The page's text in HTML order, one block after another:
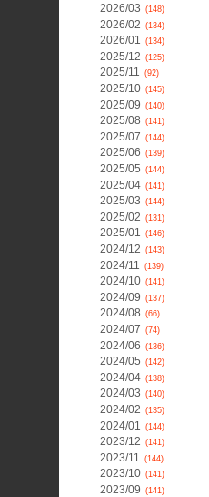
2026/03 (148)
2026/02 (134)
2026/01 (134)
2025/12 (125)
2025/11 (92)
2025/10 (145)
2025/09 (140)
2025/08 (141)
2025/07 (144)
2025/06 (139)
2025/05 (144)
2025/04 (141)
2025/03 (144)
2025/02 (131)
2025/01 (146)
2024/12 (143)
2024/11 (139)
2024/10 (141)
2024/09 (137)
2024/08 (66)
2024/07 (74)
2024/06 (136)
2024/05 (142)
2024/04 (138)
2024/03 (140)
2024/02 (135)
2024/01 (144)
2023/12 (141)
2023/11 (144)
2023/10 (141)
2023/09 (141)